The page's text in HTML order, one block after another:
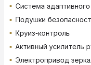
Система
Подушки
Круиз-контроль
Активный усилитель
Электропривод